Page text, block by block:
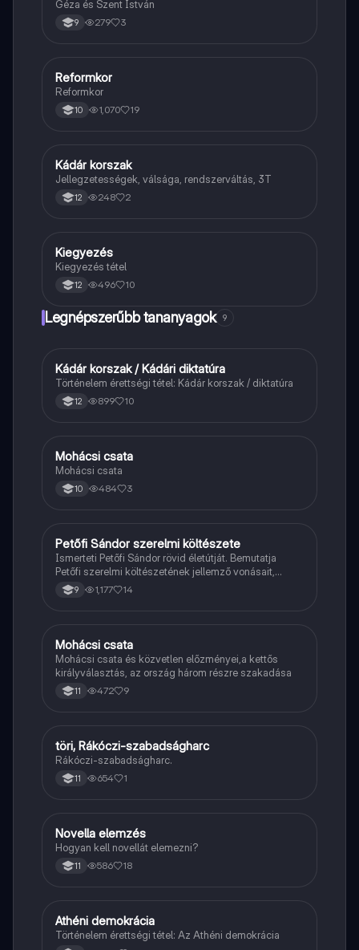
Géza és Szent István
9 279 3
Töri
Reformkor
Reformkor
10 1,070 19
Töri
Kádár korszak
Jellegzetességek, válsága, rendszerváltás, 3T
12 248 2
Töri
Kiegyezés
Kiegyezés tétel
12 496 10
Legnépszerűbb tananyagok 9
Töri
Kádár korszak / Kádári diktatúra
Történelem érettségi tétel: Kádár korszak / diktatúra
12 899 10
Magyar
Mohácsi csata
Mohácsi csata
10 484 3
Magyar
Petőfi Sándor szerelmi költészete
Ismerteti Petőfi Sándor rövid életútját. Bemutatja
Petőfi szerelmi költészetének jellemző vonásait,
vereseinek ihletőit és külön kitér a hitvesi
költészetére.
9 1,177 14
Töri
Mohácsi csata
Mohácsi csata és közvetlen előzményei,a kettős
királyválasztás, az ország három részre szakadása
11 472 9
Töri
töri, Rákóczi-szabadságharc
Rákóczi-szabadságharc.
11 654 1
Magyar
Novella elemzés
Hogyan kell novellát elemezni?
11 586 18
Töri
Athéni demokrácia
Történelem érettségi tétel: Az Athéni demokrácia